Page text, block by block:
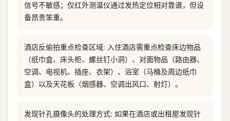
信号不敏感；仅红外测温仪通过发热定位相对靠谱，但设
备昂贵笨重。
酒店反偷拍重点检查区域: 入住酒店需重点检查床边物品
（纸巾盒、床头柜、螺丝钉小洞）、对面物品（路由器、
空调、电视机、插座、衣架）、浴室（马桶及周边纸巾
盒）以及天花板（烟感器、空调出风口、射灯）。
发现针孔摄像头的处理方式: 如果在酒店或出租屋发现针